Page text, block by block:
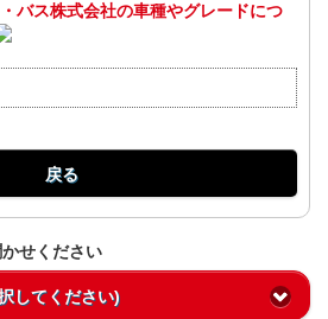
バス株式会社の車種やグレードにつ
戻る
せください
してください)